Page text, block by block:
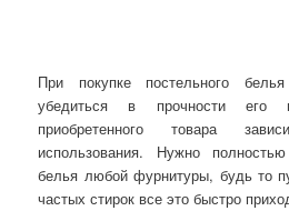
При покупке постельного
убедиться в прочности его
приобретенного товара
использования. Нужно
белья любой фурнитуры, будь то
частых стирок все это быстро